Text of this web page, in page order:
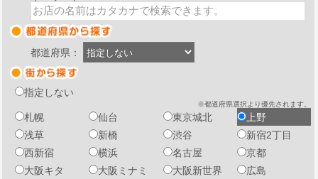
都道府県：
指定しない
※都道府県選択より優先されます。
札幌 仙台 東京城北
上野
浅草
新橋 渋谷
新宿2丁目
西新宿
横浜 名古屋
京都
大阪キタ
大阪ミナミ 大阪新世界
広島